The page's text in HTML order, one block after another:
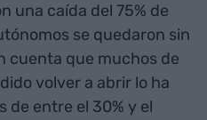
una caída del 75% de
se quedaron sin
cuenta que muchos de
volver a abrir lo ha
de entre el 30% y el